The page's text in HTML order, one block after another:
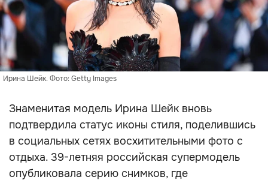
Ирина Шейк. Фото: Getty Images
Знаменитая модель Ирина Шейк вновь
подтвердила статус иконы стиля, поделившись
в социальных сетях восхитительными фото с
отдыха. 39-летняя российская супермодель
опубликовала серию снимков, где